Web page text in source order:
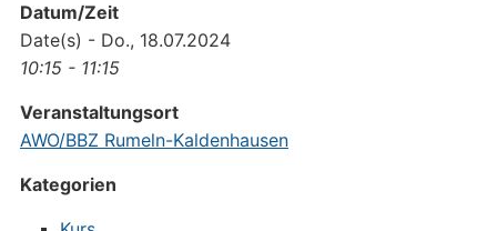
Datum/Zeit
Date(s) - Do., 18.07.2024
10:15 - 11:15
Veranstaltungsort
AWO/BBZ Rumeln-Kaldenhausen
Kategorien